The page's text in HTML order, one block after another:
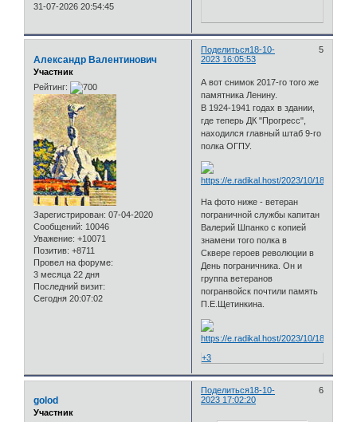
31-07-2026 20:54:45
Поделиться 5
18-10-
2023 16:05:53
Александр Валентинович
Участник
Рейтинг:
Зарегистрирован: 07-04-2020
Сообщений: 10046
Уважение: +10071
Позитив: +8711
Провел на форуме:
3 месяца 22 дня
Последний визит:
Сегодня 20:07:02
А вот снимок 2017-го того же
памятника Ленину.
В 1924-1941 годах в здании,
где теперь ДК "Прогресс",
находился главный штаб 9-го
полка ОГПУ.
На фото ниже - ветеран
пограничной службы капитан
Валерий Шпанко с копией
знамени того полка в
Сквере героев революции в
День пограничника. Он и
группа ветеранов
погранвойск почтили память
П.Е.Щетинкина.
+3
Поделиться 6
18-10-
2023 17:02:20
golod
Участник